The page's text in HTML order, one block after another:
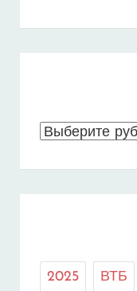
Рубрики
2025 ВТБ